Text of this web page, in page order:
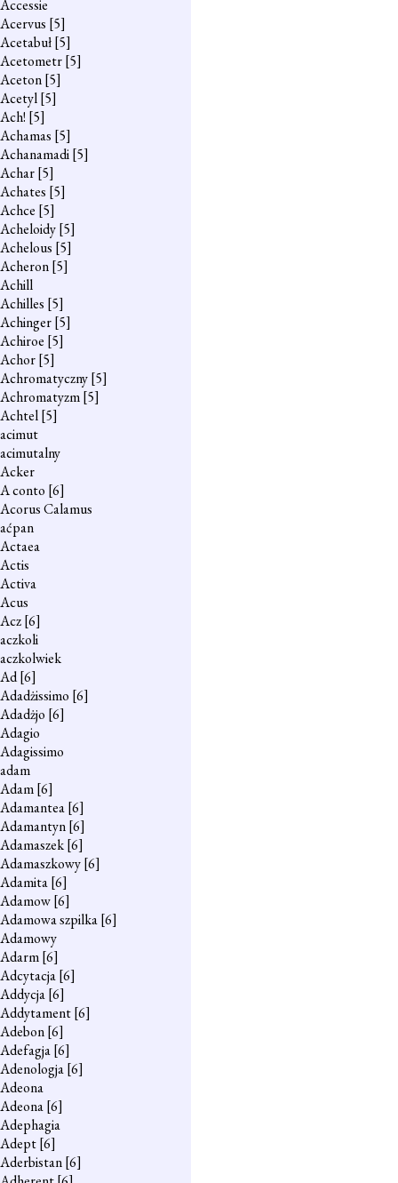
Accessie
Acervus [5]
Acetabuł[5]
Acetometr[5]
Aceton[5]
Acetyl[5]
Ach! [5]
Achamas [5]
Achanamadi[5]
Achar[5]
Achates [5]
Achce [5]
Acheloidy[5]
Achelous [5]
Acheron[5]
Achill
Achilles [5]
Achinger[5]
Achiroe [5]
Achor[5]
Achromatyczny[5]
Achromatyzm[5]
Achtel[5]
acimut
acimutalny
Acker
A conto [6]
Acorus Calamus
aćpan
Actaea
Actis
Activa
Acus
Acz[6]
aczkoli
aczkolwiek
Ad[6]
Adadżissimo [6]
Adadżjo [6]
Adagio
Adagissimo
adam
Adam[6]
Adamantea[6]
Adamantyn[6]
Adamaszek[6]
Adamaszkowy[6]
Adamita[6]
Adamow[6]
Adamowa szpilka[6]
Adamowy
Adarm[6]
Adcytacja[6]
Addycja[6]
Addytament[6]
Adebon[6]
Adefagja[6]
Adenologja[6]
Adeona
Adeona[6]
Adephagia
Adept[6]
Aderbistan[6]